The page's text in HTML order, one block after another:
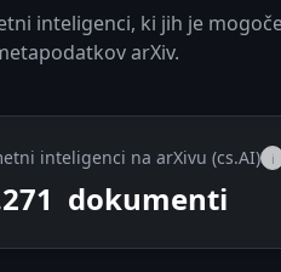
inteligenci, ki jih je
arXiv.
inteligenci na arXivu (cs.AI) i
dokumenti